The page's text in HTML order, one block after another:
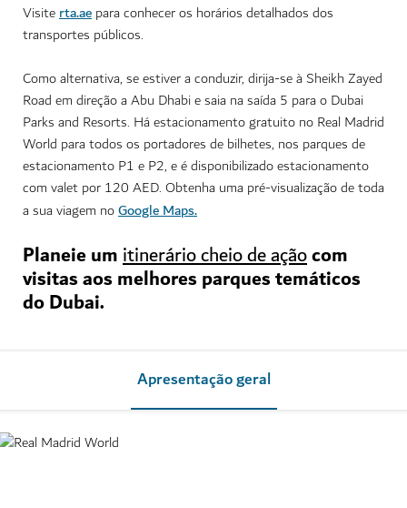
Visiterta.ae para conhecer os horários detalhados dos
transportes públicos.
Como alternativa, se estiver a conduzir, dirija-se à Sheikh Zayed
Road em direção a Abu Dhabi e saia na saída 5 para o Dubai
Parks and Resorts. Há estacionamento gratuito no Real Madrid
World para todos os portadores de bilhetes, nos parques de
estacionamento P1 e P2, e é disponibilizado estacionamento
com valet por 120 AED. Obtenha uma pré-visualização de toda
a sua viagem noGoogle Maps.
Planeie umitinerário cheio de açãocom
visitas aos melhores parques temáticos
do Dubai.
Apresentação geral